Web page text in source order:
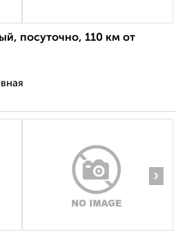
посуточно, 110 км от
›